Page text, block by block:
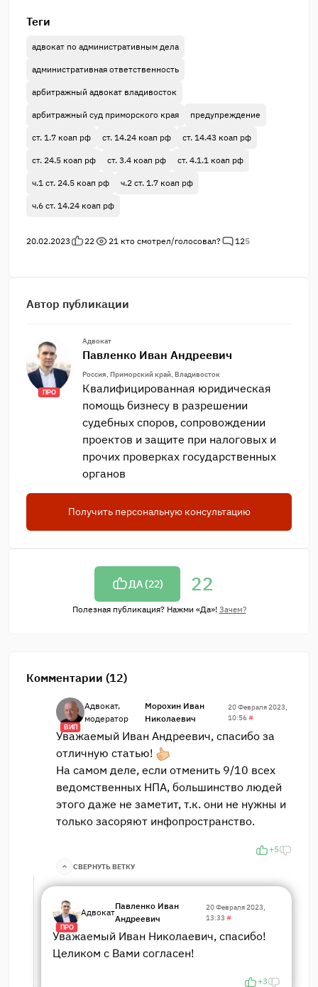
Теги
адвокат по административным дела
административная ответственность
арбитражный адвокат владивосток
арбитражный суд приморского края предупреждение
ст. 1.7 коап рф ст. 14.24 коап рф ст. 14.43 коап рф
ст. 24.5 коап рф ст. 3.4 коап рф ст. 4.1.1 коап рф
ч.1 ст. 24.5 коап рф ч.2 ст. 1.7 коап рф
ч.6 ст. 14.24 коап рф
20.02.2023 22 21 кто смотрел/голосовал? 125
Автор публикации
ПРО
Адвокат
Павленко Иван Андреевич
Россия, Приморский край, Владивосток
Квалифицированная юридическая
помощь бизнесу в разрешении
судебных споров, сопровождении
проектов и защите при налоговых и
прочих проверках государственных
органов
Получить персональную консультацию
ДА (22) 22
Полезная публикация? Нажми «Да»! Зачем?
Комментарии (12)
ВИП
Адвокат,
модератор
Морохин Иван
Николаевич
20 Февраля 2023,
10:56#
Уважаемый Иван Андреевич, спасибо за
отличную статью!
На самом деле, если отменить 9/10 всех
ведомственных НПА, большинство людей
этого даже не заметит, т.к. они не нужны и
только засоряют инфопространство.
+5
СВЕРНУТЬ ВЕТКУ
ПРО
Адвокат
Павленко Иван
Андреевич
20 Февраля 2023,
13:33#
Уважаемый Иван Николаевич, спасибо!
Целиком с Вами согласен!
+3